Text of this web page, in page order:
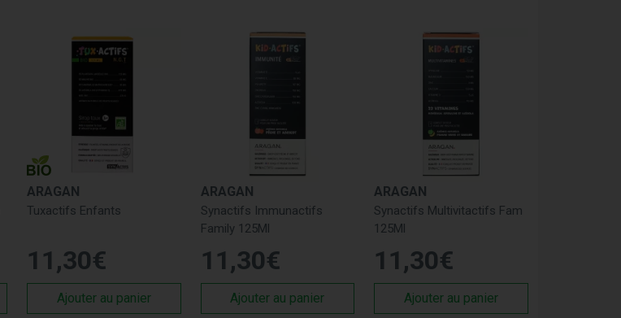
ARAGAN
Tuxactifs Enfants
11 ,30€
Ajouter au panier
ARAGAN
Synactifs Immunactifs
Family 125Ml
11 ,30€
Ajouter au panier
ARAGAN
Synactifs Multivitactifs Fam
125Ml
11 ,30€
Ajouter au panier